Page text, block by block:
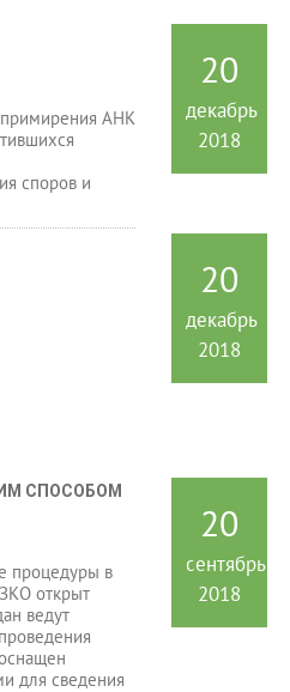
АНК
споров и
20
декабрь
2018
20
декабрь
2018
СПОСОБОМ
процедуры в
открыт
ведут
для сведения
20
сентябрь
2018